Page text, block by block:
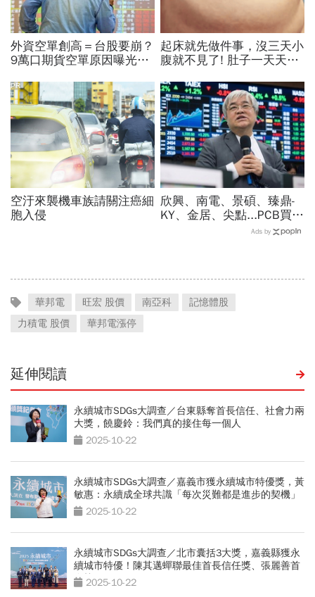
外資空單創高＝台股要崩？
9萬口期貨空單原因曝光！
「快換9檔AI飆股」賺Q3大
行情
起床就先做件事，沒三天小
腹就不見了! 肚子一天天變
空汙來襲機車族請關注癌細
胞入侵
PR
欣興、南電、景碩、臻鼎-
KY、金居、尖點...PCB買誰
最賺？杜金龍點名「這檔」
Ads by
華邦電 旺宏 股價 南亞科
記憶體股
力積電 股價
華邦電漲停
延伸閱讀
永續城市SDGs大調查／台東縣奪首長信任、社會力兩
大獎，饒慶鈴：我們真的接住每一個人
2025-10-22
永續城市SDGs大調查／嘉義市獲永續城市特優獎，黃
敏惠：永續成全球共識「每次災難都是進步的契機」
2025-10-22
永續城市SDGs大調查／北市囊括3大獎，嘉義縣獲永
續城市特優！陳其邁蟬聯最佳首長信任獎、張麗善首
進榜2025-10-22